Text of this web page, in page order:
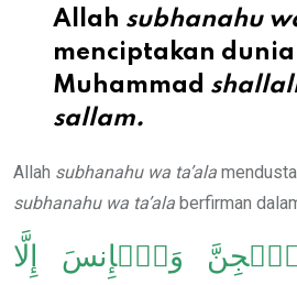
Allah subhanahu
menciptakan
Muhammad
sallam.
Allah subhanahu wa ta’ala
subhanahu wa ta’ala berfirman
وَٱلۡإِنسَ إِلَّا